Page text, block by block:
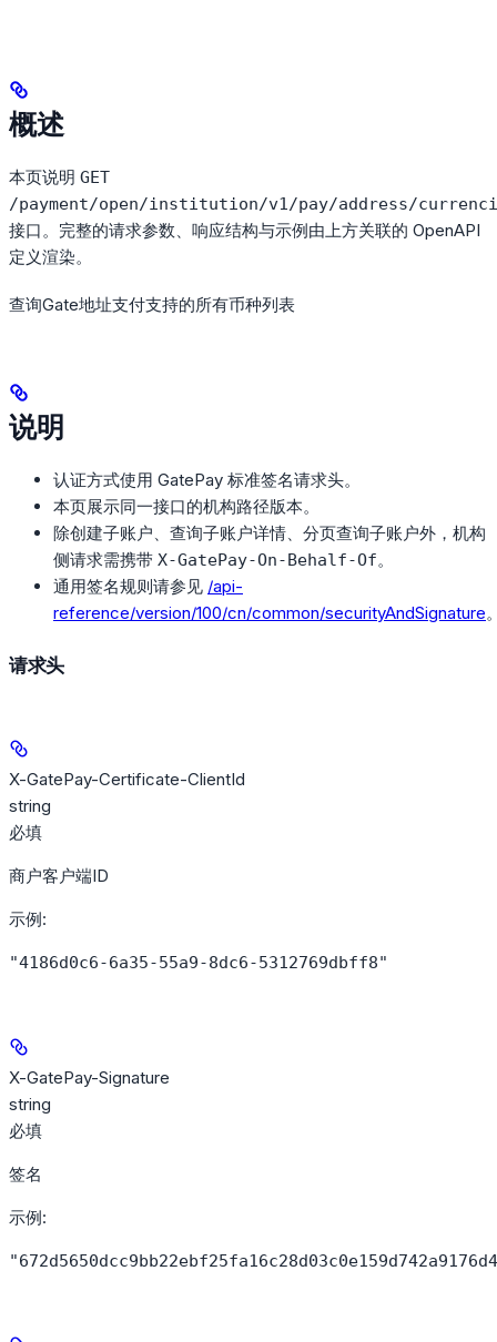
概述
本页说明 GET
/payment/open/institution/v1/pay/address/
接口。完整的请求参数、响应结构与示例由上方关联的 OpenAPI
定义渲染。
查询Gate地址支付支持的所有币种列表
说明
认证方式使用 GatePay 标准签名请求头。
本页展示同一接口的机构路径版本。
除创建子账户、查询子账户详情、分页查询子账户外，机构
侧请求需携带 X-GatePay-On-Behalf-Of。
通用签名规则请参见 /api-
reference/version/100/cn/common/securityAndSignature
请求头
X-GatePay-Certificate-ClientId
string
必填
商户客户端ID
示例:
"4186d0c6-6a35-55a9-8dc6-5312769dbff8"
X-GatePay-Signature
string
必填
签名
示例: